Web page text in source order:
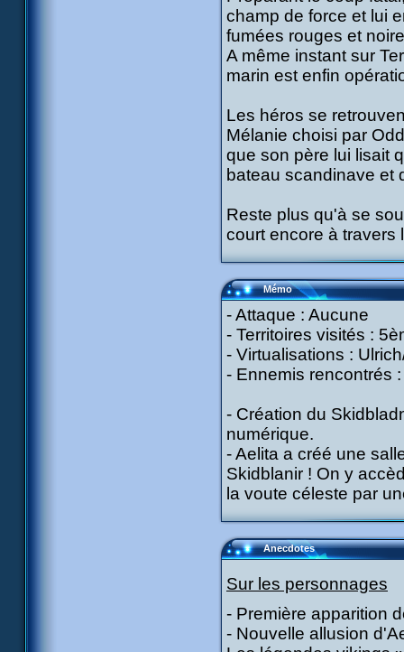
champ de force et lui
fumées rouges et
A même instant sur
marin est enfin
Les héros se
Mélanie choisi par
que son père lui lisait
bateau scandinave et
Reste plus qu'à se
court encore à travers
Mémo
- Attaque : Aucune
- Territoires visités :
- Virtualisations :
- Ennemis rencontrés
- Création du
numérique.
- Aelita a créé une
Skidblanir ! On y
la voute céleste par
Anecdotes
Sur les personnages
- Première apparition
- Nouvelle allusion